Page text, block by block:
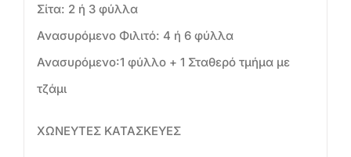
Σίτα: 2 ή 3 φύλλα
Ανασυρόμενο Φιλιτό: 4 ή 6 φύλλα
Ανασυρόμενο:1 φύλλο + 1 Σταθερό τμήμα με
τζάμι
ΧΩΝΕΥΤΕΣ ΚΑΤΑΣΚΕΥΕΣ